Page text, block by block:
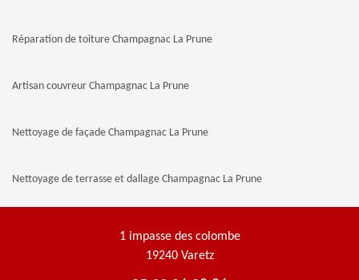
Réparation de toiture Champagnac La Prune
Artisan couvreur Champagnac La Prune
Nettoyage de façade Champagnac La Prune
Nettoyage de terrasse et dallage Champagnac La Prune
1 impasse des colombe
19240 Varetz